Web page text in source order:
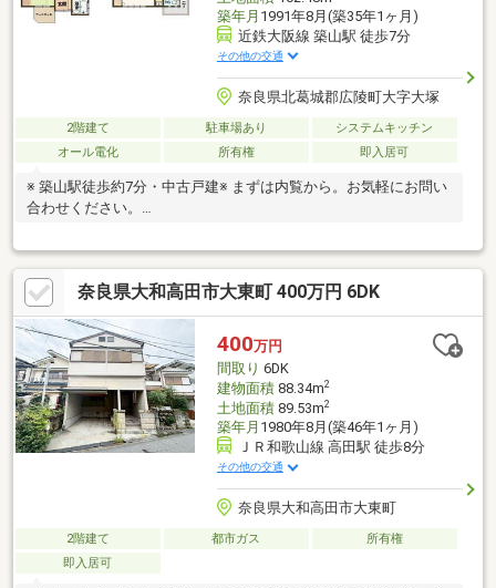
築年月 1991年8月(築35年1ヶ月)
近鉄大阪線 築山駅 徒歩7分
その他の交通
奈良県北葛城郡広陵町大字大塚
2階建て 駐車場あり
システムキッチン
オール電化
所有権 即入居可
※ 築山駅徒歩約7分・中古戸建※ まずは内覧から。お気軽にお問い
合わせください。
月々の返済額４０，９９２円～ ≪家賃より安く購入可能≫※変
動優遇金利0.875％、35年返済、自己資金0円、借入1480万円の場
合■頭金０円でも購入可 ■ボーナス返済なし当社提携銀行にて住
宅ローン金利が大幅優遇受けられます■掲載されていない物件も
多数ございます。お家探しは住宅情報量豊富なセンチュリー２１
関西不動産販売にお任せ下さい！まずは「0745-44-8681」まで、
お気軽にお電話下さい。
奈良県大和高田市大東町 400万円 6DK
400万円
間取り 6DK
建物面積88.34m2
土地面積89.53m2
築年月 1980年8月(築46年1ヶ月)
ＪＲ和歌山線 高田駅 徒歩8分
その他の交通
奈良県大和高田市大東町
2階建て 都市ガス
所有権
即入居可